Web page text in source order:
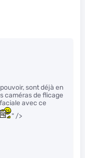
sont déjà en
caméras de flicage
avec ce
" />